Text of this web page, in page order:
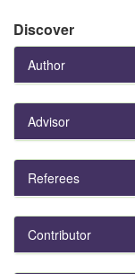
Discover
Author
Advisor
Referees
Contributor